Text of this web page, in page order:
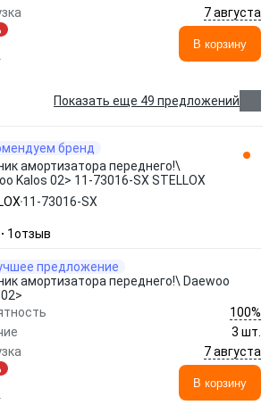
7 августа
В корзину
Показать еще 49 предложений
бренд
амортизатора переднего!\
Kalos 02> 11-73016-SX STELLOX
11-73016-SX
1отзыв
предложение
амортизатора переднего!\ Daewoo
100%
3 шт.
7 августа
В корзину